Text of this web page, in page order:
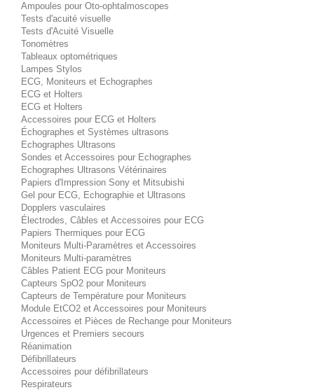
Ampoules pour Oto-ophtalmoscopes
Tests d'acuité visuelle
Tests d'Acuité Visuelle
Tonomètres
Tableaux optométriques
Lampes Stylos
ECG, Moniteurs et Echographes
ECG et Holters
ECG et Holters
Accessoires pour ECG et Holters
Échographes et Systèmes ultrasons
Echographes Ultrasons
Sondes et Accessoires pour Echographes
Echographes Ultrasons Vétérinaires
Papiers d'Impression Sony et Mitsubishi
Gel pour ECG, Echographie et Ultrasons
Dopplers vasculaires
Électrodes, Câbles et Accessoires pour ECG
Papiers Thermiques pour ECG
Moniteurs Multi-Paramètres et Accessoires
Moniteurs Multi-paramètres
Câbles Patient ECG pour Moniteurs
Capteurs SpO2 pour Moniteurs
Capteurs de Température pour Moniteurs
Module EtCO2 et Accessoires pour Moniteurs
Accessoires et Pièces de Rechange pour Moniteurs
Urgences et Premiers secours
Réanimation
Défibrillateurs
Accessoires pour défibrillateurs
Respirateurs